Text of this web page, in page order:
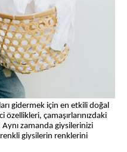
gidermek için en etkili doğal
çamaşırlarınızdaki
zamanda giysilerinizi
giysilerin renklerini